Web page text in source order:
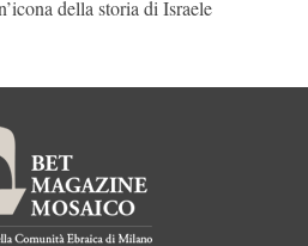
della storia di Israele